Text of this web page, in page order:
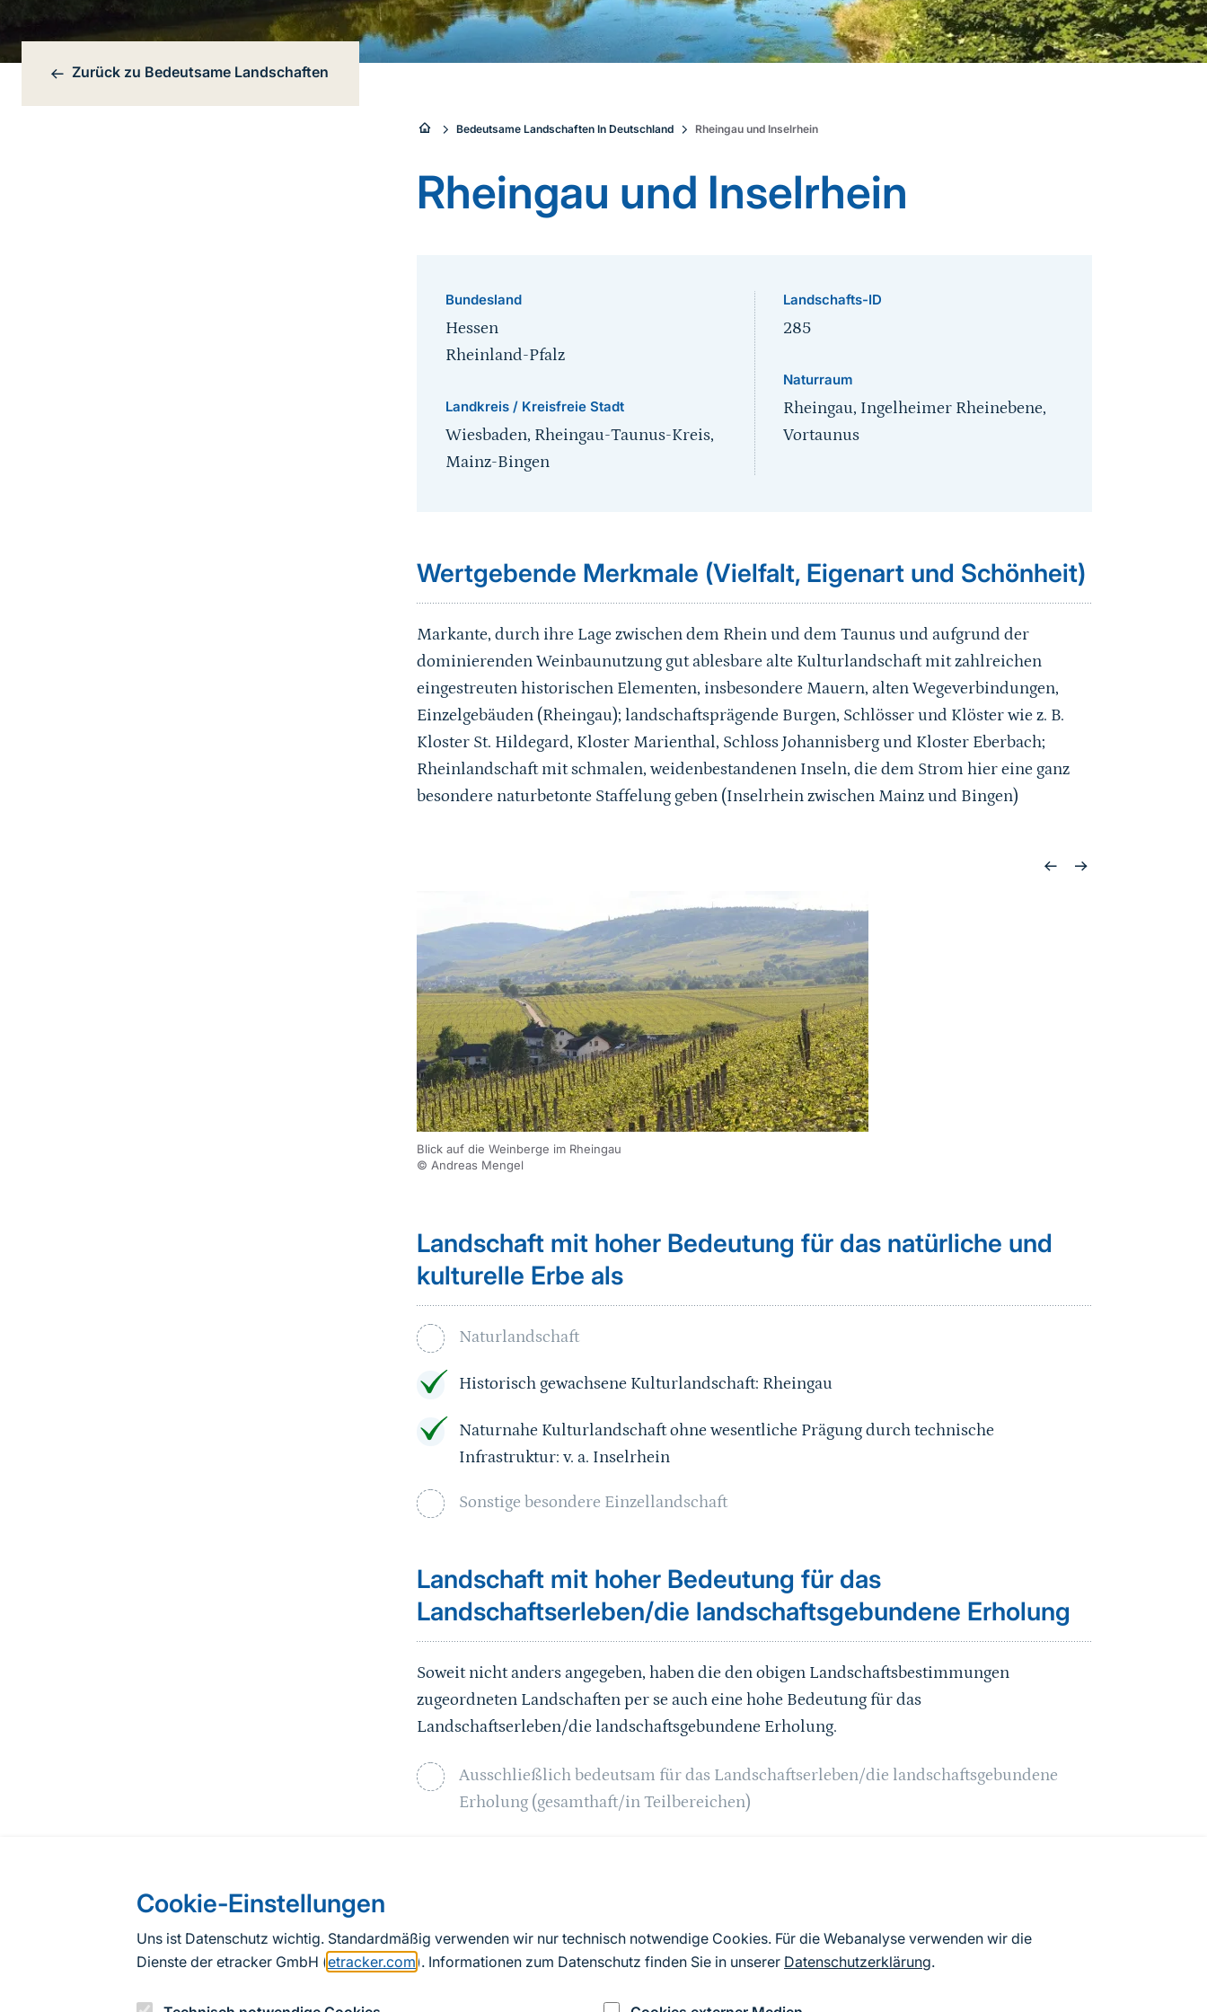
Cookie-Einstellungen
Uns ist Datenschutz wichtig. Standardmäßig verwenden wir nur technisch notwendige Cookies. Für die Webanalyse verwenden wir die
Dienste der etracker GmbH (etracker.com ). Informationen zum Datenschutz finden Sie in unserer Datenschutzerklärung.
Bereichsnavigation
Zurück zu Bedeutsame Landschaften
Sie
sind
hier:
Bedeutsame Landschaften In Deutschland Rheingau und Inselrhein
Rheingau und Inselrhein
Bundesland
Hessen
Rheinland-Pfalz
Landkreis / Kreisfreie Stadt
Wiesbaden, Rheingau-Taunus-Kreis,
Mainz-Bingen
Landschafts-ID
285
Naturraum
Rheingau, Ingelheimer Rheinebene,
Vortaunus
Wertgebende Merkmale (Vielfalt, Eigenart und Schönheit)
Markante, durch ihre Lage zwischen dem Rhein und dem Taunus und aufgrund der
dominierenden Weinbaunutzung gut ablesbare alte Kulturlandschaft mit zahlreichen
eingestreuten historischen Elementen, insbesondere Mauern, alten Wegeverbindungen,
Einzelgebäuden (Rheingau); landschaftsprägende Burgen, Schlösser und Klöster wie z. B.
Kloster St. Hildegard, Kloster Marienthal, Schloss Johannisberg und Kloster Eberbach;
Rheinlandschaft mit schmalen, weidenbestandenen Inseln, die dem Strom hier eine ganz
besondere naturbetonte Staffelung geben (Inselrhein zwischen Mainz und Bingen)
Karussell Start
Blick auf die Weinberge im Rheingau
© Andreas Mengel
Landschaft mit hoher Bedeutung für das natürliche und
kulturelle Erbe als
Naturlandschaft
Historisch gewachsene Kulturlandschaft: Rheingau
Naturnahe Kulturlandschaft ohne wesentliche Prägung durch technische
Infrastruktur: v. a. Inselrhein
Sonstige besondere Einzellandschaft
Landschaft mit hoher Bedeutung für das
Landschaftserleben/die landschaftsgebundene Erholung
Soweit nicht anders angegeben, haben die den obigen Landschaftsbestimmungen
zugeordneten Landschaften per se auch eine hohe Bedeutung für das
Landschaftserleben/die landschaftsgebundene Erholung.
Ausschließlich bedeutsam für das Landschaftserleben/die landschaftsgebundene
Erholung (gesamthaft/in Teilbereichen)
Sprungmarke
Naturräumliche Abgrenzung des Rheingaus und Anpassung an die benachbarte Landschaft
„Taunuskamm“; Inselrhein anhand Schutzgebieten und Luftbild